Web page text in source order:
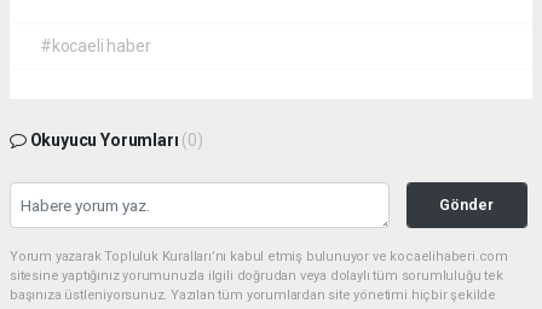
#kocaeli haber
Okuyucu Yorumları (0)
Gönder
Yorum yazarak Topluluk Kuralları’nı kabul etmiş bulunuyor ve kocaelihaberi.com
sitesine yaptığınız yorumunuzla ilgili doğrudan veya dolaylı tüm sorumluluğu tek
başınıza üstleniyorsunuz. Yazılan tüm yorumlardan site yönetimi hiçbir şekilde